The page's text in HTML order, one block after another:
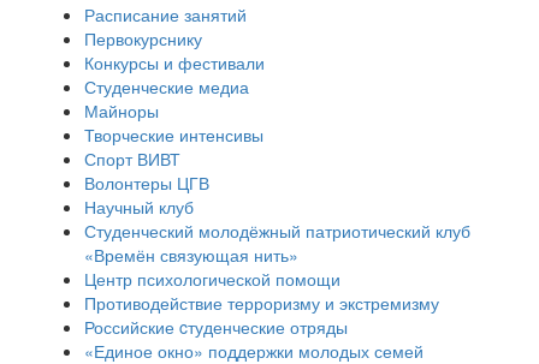
Расписание занятий
Первокурснику
Конкурсы и фестивали
Студенческие медиа
Майноры
Творческие интенсивы
Спорт ВИВТ
Волонтеры ЦГВ
Научный клуб
Студенческий молодёжный патриотический клуб
«Времён связующая нить»
Центр психологической помощи
Противодействие терроризму и экстремизму
Российские cтуденческие отряды
«Единое окно» поддержки молодых семей